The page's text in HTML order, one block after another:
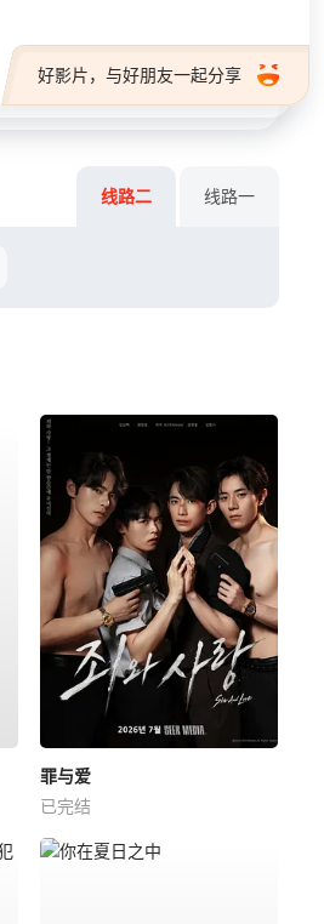
好影片，与好朋友一起分享
线路二 线路一
罪与爱
已完结